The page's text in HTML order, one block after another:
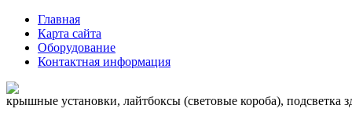
Главная
Карта сайта
Оборудование
Контактная информация
крышные установки, лайтбоксы (световые короба), подсветка